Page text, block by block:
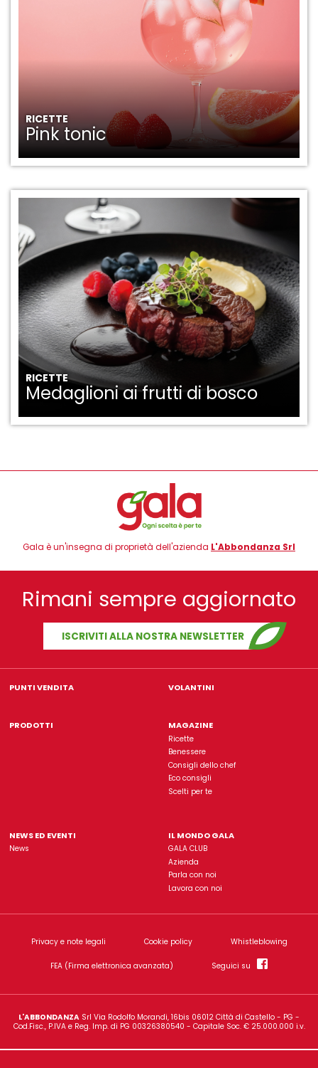
RICETTE
Pink tonic
RICETTE
Medaglioni ai frutti di bosco